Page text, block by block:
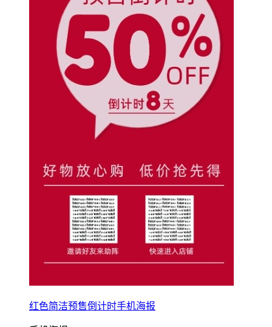
红色简洁预售倒计时手机海报